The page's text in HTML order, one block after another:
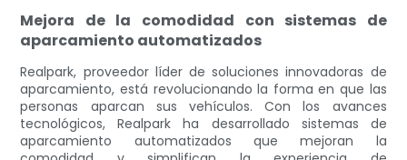
Mejora de la comodidad con sistemas de
aparcamiento automatizados
Realpark, proveedor líder de soluciones innovadoras de
aparcamiento, está revolucionando la forma en que las
personas aparcan sus vehículos. Con los avances
tecnológicos, Realpark ha desarrollado sistemas de
aparcamiento automatizados que mejoran la